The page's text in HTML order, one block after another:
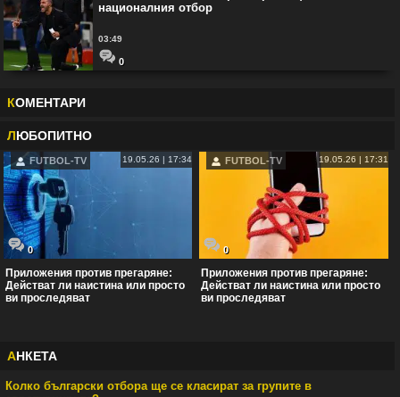
националния отбор
03:49
0
КОМЕНТАРИ
ЛЮБОПИТНО
FUTBOL-TV 19.05.26 | 17:34
0
Приложения против прегаряне:
Действат ли наистина или просто
ви проследяват
FUTBOL-TV 19.05.26 | 17:31
0
Приложения против прегаряне:
Действат ли наистина или просто
ви проследяват
АНКЕТА
Колко български отбора ще се класират за групите в